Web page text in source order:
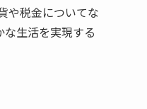
や税金についてな
生活を実現する